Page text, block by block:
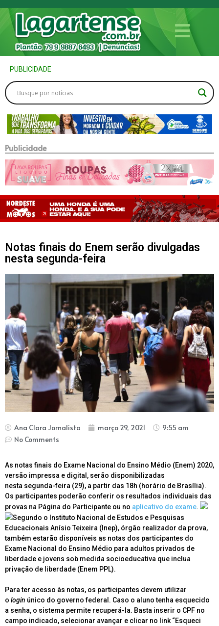
PUBLICIDADE
Publicidade
Notas finais do Enem serão divulgadas
nesta segunda-feira
Ana Clara Jornalista março 29, 2021
9:55 am
No Comments
As notas finais do Exame Nacional do Ensino Médio (Enem) 2020,
versão impressa e digital, serão disponibilizadas
nesta segunda-feira (29), a partir das 18h (horário de Brasília).
Os participantes poderão conferir os resultados individuais das
provas na Página do Participante ou no aplicativo do exame.
Segundo o Instituto Nacional de Estudos e Pesquisas
Educacionais Anísio Teixeira (Inep), órgão realizador da prova,
também estarão disponíveis as notas dos participantes do
Exame Nacional do Ensino Médio para adultos privados de
liberdade e jovens sob medida socioeducativa que inclua
privação de liberdade (Enem PPL).
Para ter acesso às notas, os participantes devem utilizar
o login único do governo federal. Caso o aluno tenha esquecido
a senha, o sistema permite recuperá-la. Basta inserir o CPF no
campo indicado, selecionar avançar e clicar no link “Esqueci